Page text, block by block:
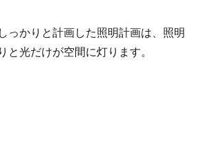
っかりと計画した照明計画は、照明
と光だけが空間に灯ります。